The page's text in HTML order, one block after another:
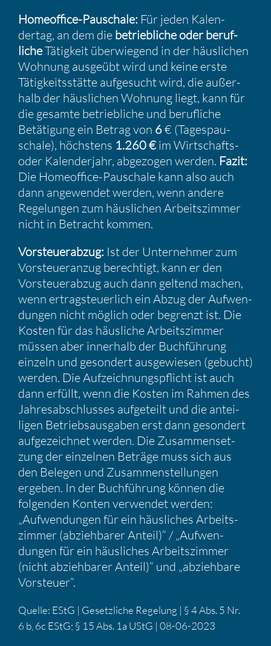
Homeof­fice-Pauschale: Für jeden Kalen­
dertag, an dem die betrieb­liche oder beruf­
licheTätig­keit überwie­gend in der häusli­chen
Wohnung ausgeübt wird und keine erste
Tätig­keits­stätte aufge­sucht wird, die außer­
halb der häusli­chen Wohnung liegt, kann für
die gesamte betrieb­liche und beruf­liche
Betäti­gung ein Betrag von 6€ (Tages­pau­
schale), höchs­tens 1.260 €im Wirtschafts-
oder Kalen­der­jahr, abgezogen werden. Fazit:
Die Homeof­fice-Pauschale kann also auch
dann angewendet werden, wenn andere
Regelungen zum häusli­chen Arbeits­zimmer
nicht in Betracht kommen.
Vorsteu­er­abzug: Ist der Unter­nehmer zum
Vorsteu­er­anzug berech­tigt, kann er den
Vorsteu­er­abzug auch dann geltend machen,
wenn ertrag­steu­er­lich ein Abzug der Aufwen­
dungen nicht möglich oder begrenzt ist. Die
Kosten für das häusliche Arbeits­zimmer
müssen aber inner­halb der Buchfüh­rung
einzeln und geson­dert ausge­wiesen (gebucht)
werden. Die Aufzeich­nungs­pflicht ist auch
dann erfüllt, wenn die Kosten im Rahmen des
Jahres­ab­schlusses aufge­teilt und die antei­
ligen Betriebs­aus­gaben erst dann geson­dert
aufge­zeichnet werden. Die Zusam­men­set­
zung der einzelnen Beträge muss sich aus
den Belegen und Zusam­men­stel­lungen
ergeben. In der Buchfüh­rung können die
folgenden Konten verwendet werden:
„Aufwen­dungen für ein häusli­ches Arbeits­
zimmer (abzieh­barer Anteil)“ / „Aufwen­
dungen für ein häusli­ches Arbeits­zimmer
(nicht abzieh­barer Anteil)“ und „abzieh­bare
Vorsteuer“.
Quelle: EStG | Gesetz­liche Regelung | § 4 Abs. 5 Nr.
6 b, 6c EStG; § 15 Abs. 1a UStG | 08-06-2023